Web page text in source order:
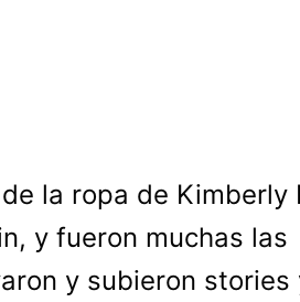
la ropa de Kimberly
y fueron muchas las
y subieron stories